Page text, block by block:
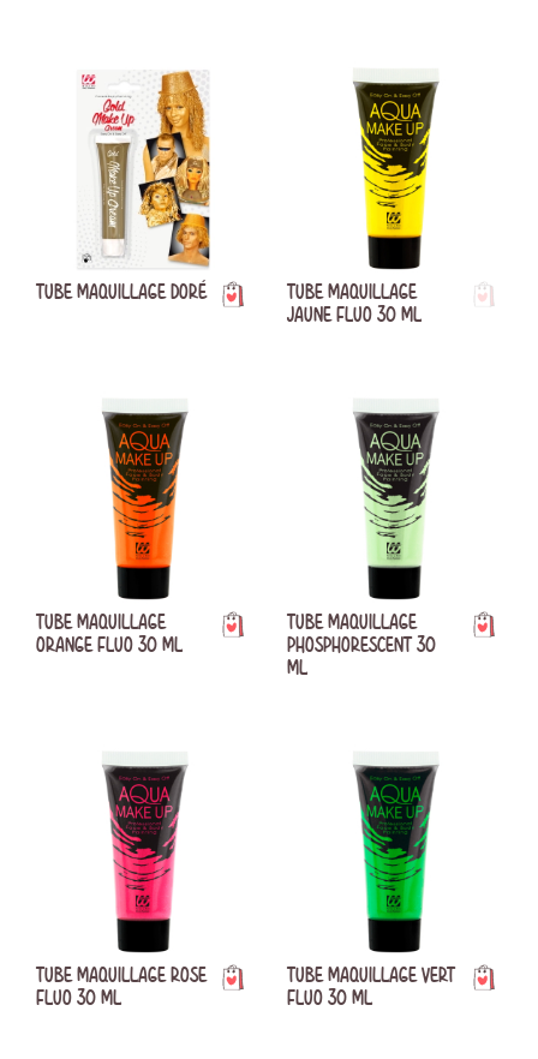
TUBE MAQUILLAGE DORÉ
TUBE MAQUILLAGE
JAUNE FLUO 30 ML
TUBE MAQUILLAGE
ORANGE FLUO 30 ML
TUBE MAQUILLAGE
PHOSPHORESCENT 30
ML
TUBE MAQUILLAGE ROSE
FLUO 30 ML
TUBE MAQUILLAGE VERT
FLUO 30 ML